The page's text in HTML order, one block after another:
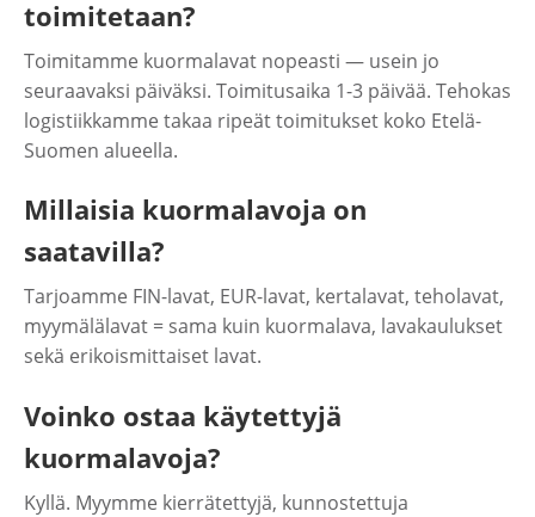
toimitetaan?
Toimitamme kuormalavat nopeasti — usein jo
seuraavaksi päiväksi. Toimitusaika 1-3 päivää. Tehokas
logistiikkamme takaa ripeät toimitukset koko Etelä-
Suomen alueella.
Millaisia kuormalavoja on
saatavilla?
Tarjoamme FIN-lavat, EUR-lavat, kertalavat, teholavat,
myymälälavat = sama kuin kuormalava, lavakaulukset
sekä erikoismittaiset lavat.
Voinko ostaa käytettyjä
kuormalavoja?
Kyllä. Myymme kierrätettyjä, kunnostettuja